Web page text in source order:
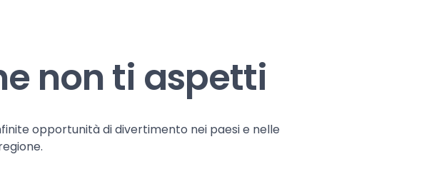
non ti aspetti
opportunità di divertimento nei paesi e nelle